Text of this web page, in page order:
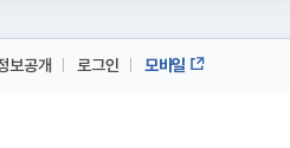
보공개 로그인 모바일